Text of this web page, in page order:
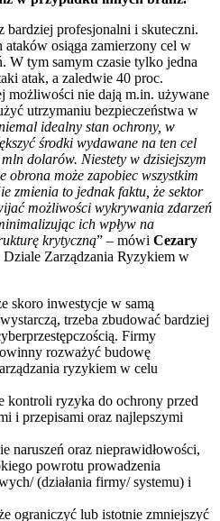
bardziej profesjonalni i skuteczni.
osiąga zamierzony cel w
W tym samym czasie tylko jedna
atak, a zaledwie 40 proc.
możliwości nie dają m.in. używane
utrzymaniu bezpieczeństwa w
idealny stan ochrony, w
środki wydawane na ten cel
dolarów. Niestety w dzisiejszym
obrona może zapobiec wszystkim
zmienia to jednak faktu, że sektor
możliwości wykrywania zdarzeń
ich wpływ na
krytyczną” – mówi Cezary
Dziale Zarządzania Ryzykiem w
skoro inwestycje w samą
trzeba zbudować bardziej
Firmy
rozważyć budowę
ryzykiem w celu
kontroli ryzyka do ochrony przed
i przepisami oraz najlepszymi
naruszeń oraz nieprawidłowości,
powrotu prowadzenia
(działania firmy/ systemu) i
ograniczyć lub istotnie zmniejszyć